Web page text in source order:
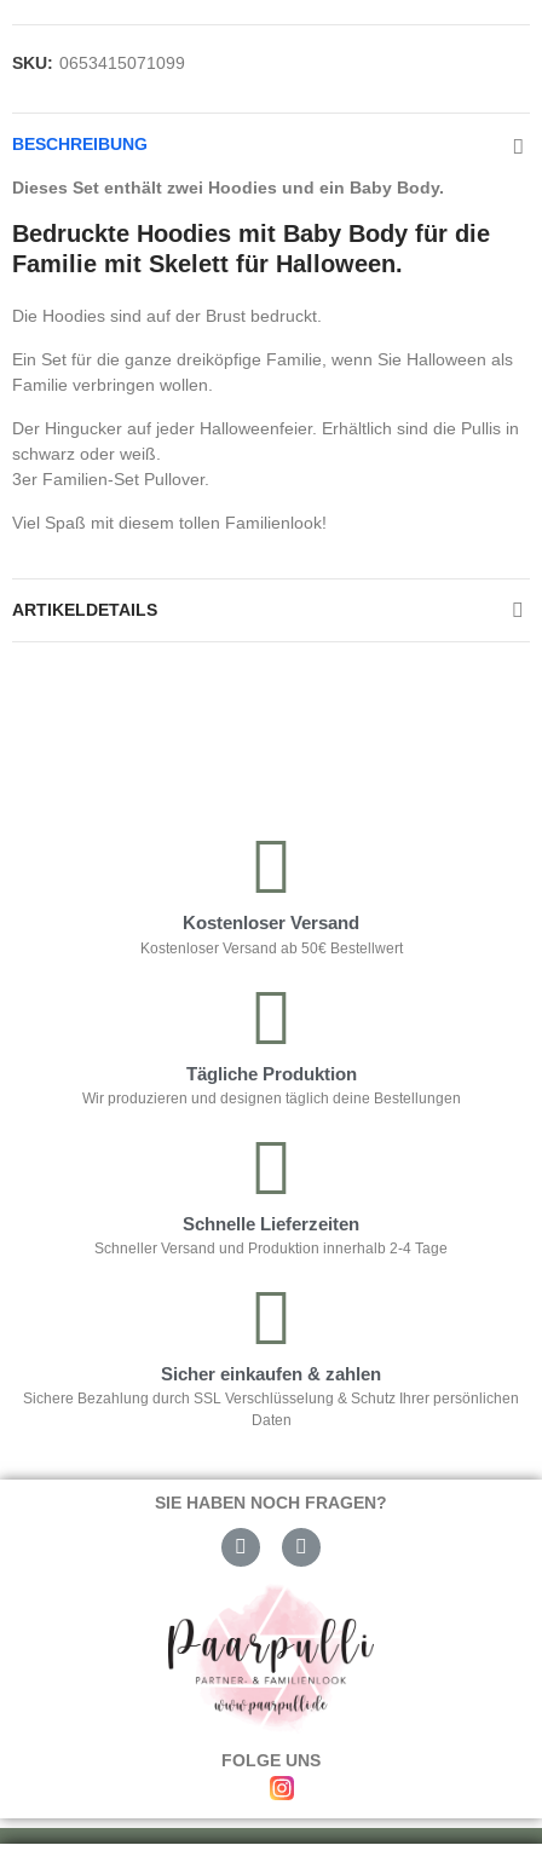
SKU: 0653415071099
BESCHREIBUNG
Dieses Set enthält zwei Hoodies und ein Baby Body.
Bedruckte Hoodies mit Baby Body für die
Familie mit Skelett für Halloween.
Die Hoodies sind auf der Brust bedruckt.
Ein Set für die ganze dreiköpfige Familie, wenn Sie Halloween als
Familie verbringen wollen.
Der Hingucker auf jeder Halloweenfeier. Erhältlich sind die Pullis in
schwarz oder weiß.
3er Familien-Set Pullover.
Viel Spaß mit diesem tollen Familienlook!
ARTIKELDETAILS
Kostenloser Versand
Kostenloser Versand ab 50€ Bestellwert
Tägliche Produktion
Wir produzieren und designen täglich deine Bestellungen
Schnelle Lieferzeiten
Schneller Versand und Produktion innerhalb 2-4 Tage
Sicher einkaufen & zahlen
Sichere Bezahlung durch SSL Verschlüsselung & Schutz Ihrer persönlichen
Daten
SIE HABEN NOCH FRAGEN?
FOLGE UNS